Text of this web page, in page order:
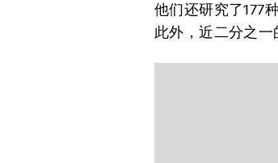
他们还研究了177
此外，近二分之一